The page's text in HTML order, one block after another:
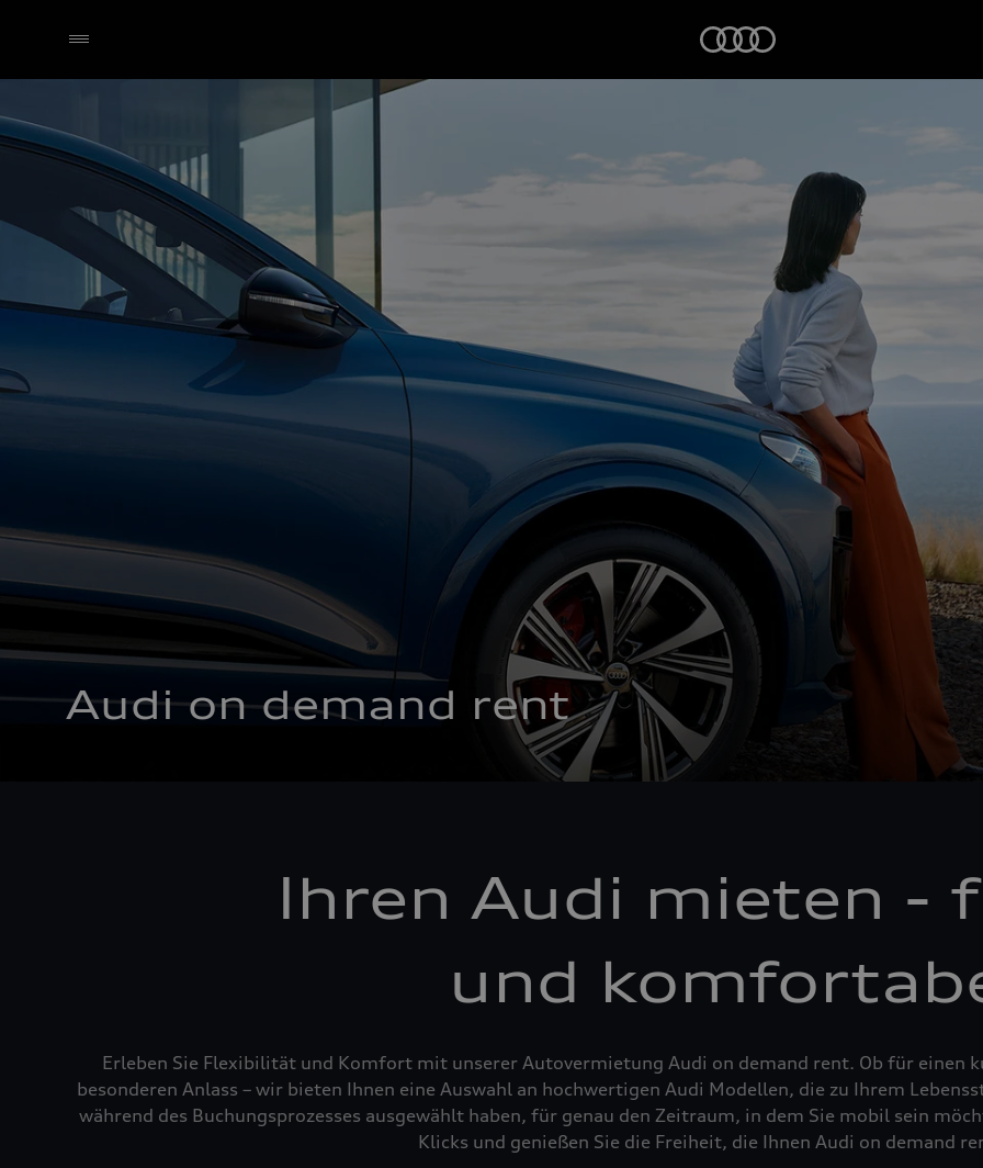
Audi on demand rent
Ihren Audi mieten -
und
Erleben Sie Flexibilität und Komfort mit unserer Autovermietung Audi on demand rent. Ob für einen
besonderen Anlass – wir bieten Ihnen eine Auswahl an hochwertigen Audi Modellen, die zu Ihrem
während des Buchungsprozesses ausgewählt haben, für genau den Zeitraum, in dem Sie mobil sein
Klicks und genießen Sie die Freiheit, die Ihnen Audi on demand